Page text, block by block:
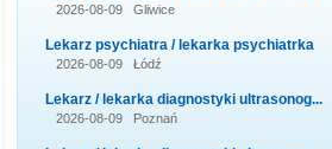
2026-08-09 Gliwice
lekarz psychiatra / lekarka psychiatrka
2026-08-09 Łódź
lekarz / lekarka diagnostyki ultrasonog...
2026-08-09 Poznań